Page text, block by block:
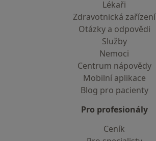
Lékaři
Zdravotnická zařízení
Otázky a odpovědi
Služby
Nemoci
Centrum nápovědy
Mobilní aplikace
Blog pro pacienty
Pro profesionály
Ceník